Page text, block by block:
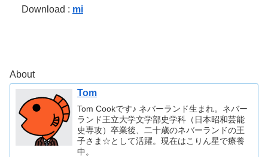
Download : mi
About
Tom
Tom Cookです♪ ネバーランド生まれ。ネバー
ランド王立大学文学部史学科（日本昭和芸能
史専攻）卒業後、二十歳のネバーランドの王
子さま☆として活躍。現在はこりん星で療養
中。